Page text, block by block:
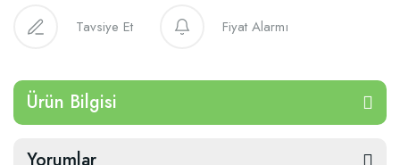
Tavsiye Et Fiyat Alarmı
Ürün Bilgisi